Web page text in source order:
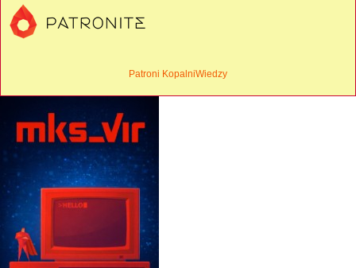
Patroni KopalniWiedzy